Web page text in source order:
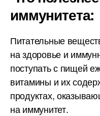
иммунитета:
Питательные
на здоровье и
поступать с пищей
витамины и их
продуктах,
на иммунитет.